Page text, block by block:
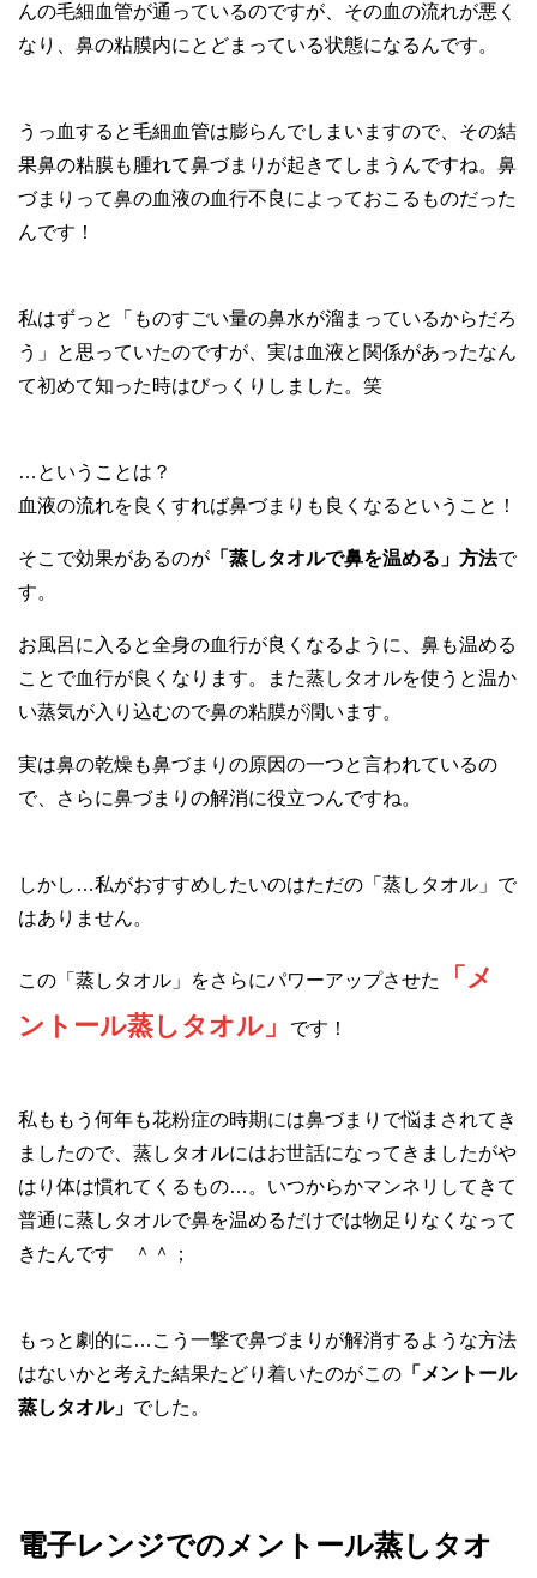
んの毛細血管が通っているのですが、その血の流れが悪く
なり、鼻の粘膜内にとどまっている状態になるんです。
うっ血すると毛細血管は膨らんでしまいますので、その結
果鼻の粘膜も腫れて鼻づまりが起きてしまうんですね。鼻
づまりって鼻の血液の血行不良によっておこるものだった
んです！
私はずっと「ものすごい量の鼻水が溜まっているからだろ
う」と思っていたのですが、実は血液と関係があったなん
て初めて知った時はびっくりしました。笑
…ということは？
血液の流れを良くすれば鼻づまりも良くなるということ！
そこで効果があるのが 「蒸しタオルで鼻を温める」方法で
す。
お風呂に入ると全身の血行が良くなるように、鼻も温める
ことで血行が良くなります。また蒸しタオルを使うと温か
い蒸気が入り込むので鼻の粘膜が潤います。
実は鼻の乾燥も鼻づまりの原因の一つと言われているの
で、さらに鼻づまりの解消に役立つんですね。
しかし…私がおすすめしたいのはただの「蒸しタオル」で
はありません。
この「蒸しタオル」をさらにパワーアップさせた
「メ
ントール蒸しタオル」
です！
私ももう何年も花粉症の時期には鼻づまりで悩まされてき
ましたので、蒸しタオルにはお世話になってきましたがや
はり体は慣れてくるもの…。いつからかマンネリしてきて
普通に蒸しタオルで鼻を温めるだけでは物足りなくなって
きたんです ＾＾；
もっと劇的に…こう一撃で鼻づまりが解消するような方法
はないかと考えた結果たどり着いたのがこの 「メントール
蒸しタオル」 でした。
電子レンジでのメントール蒸しタオ